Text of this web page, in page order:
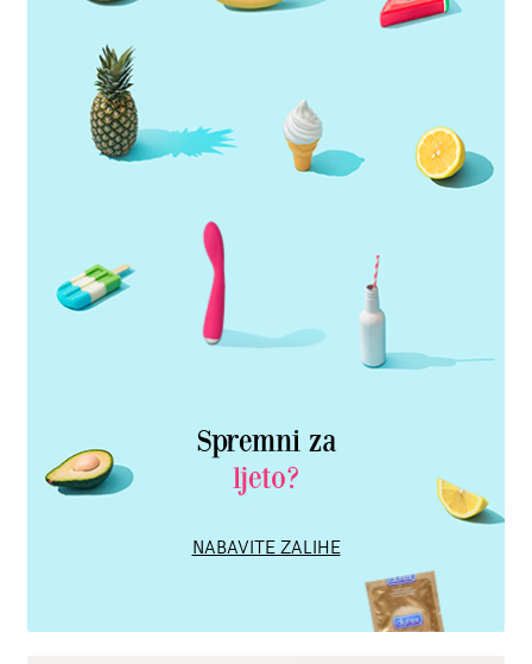
Spremni za
ljeto?
NABAVITE ZALIHE